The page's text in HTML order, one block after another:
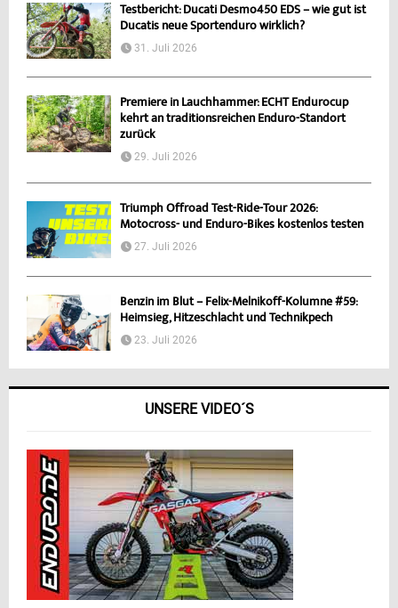
Testbericht: Ducati Desmo450 EDS – wie gut ist
Ducatis neue Sportenduro wirklich?
31. Juli 2026
Premiere in Lauchhammer: ECHT Endurocup
kehrt an traditionsreichen Enduro-Standort
zurück
29. Juli 2026
Triumph Offroad Test-Ride-Tour 2026:
Motocross- und Enduro-Bikes kostenlos testen
27. Juli 2026
Benzin im Blut – Felix-Melnikoff-Kolumne #59:
Heimsieg, Hitzeschlacht und Technikpech
23. Juli 2026
UNSERE VIDEO´S